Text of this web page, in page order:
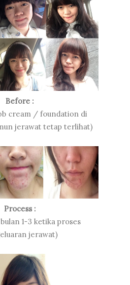
Before :
cream / foundation di
jerawat tetap terlihat)
Process :
1-3 ketika proses
jerawat)